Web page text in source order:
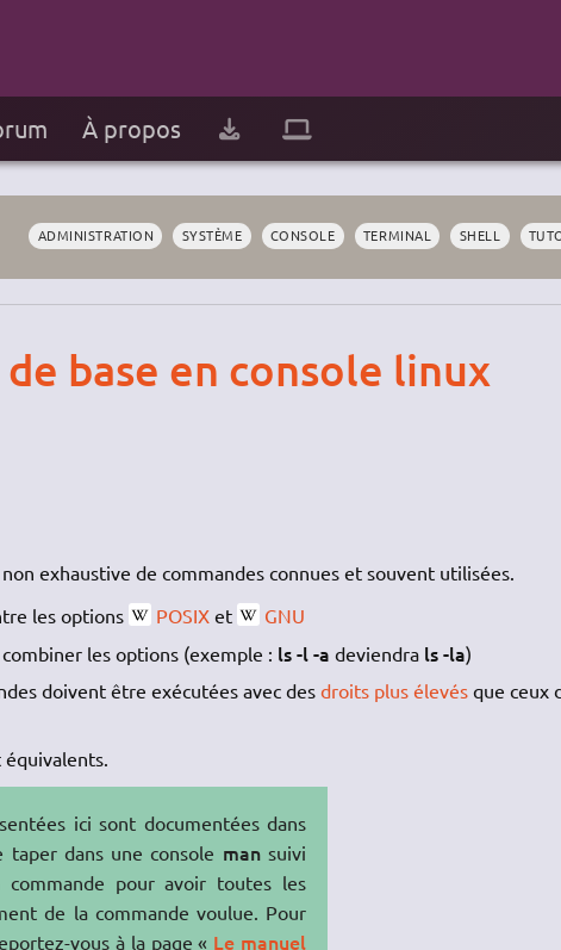
À propos
ADMINISTRATION SYSTÈME CONSOLE TERMINAL SHELL
base en console linux
exhaustive de commandes connues et souvent utilisées.
les options
POSIXet
GNU
les options (exemple : ls -l -a deviendra ls -la)
doivent être exécutées avec desdroits plus élevés que ceux
ici sont documentées dans
dans une console mansuivi
pour avoir toutes les
de la commande voulue. Pour
vous à la page « Le manuel